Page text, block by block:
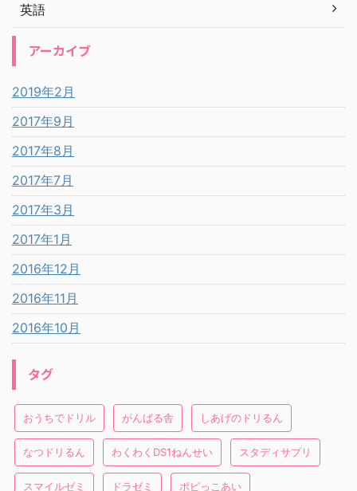
英語
アーカイブ
2019年2月
2017年9月
2017年8月
2017年7月
2017年3月
2017年1月
2016年12月
2016年11月
2016年10月
タグ
おうちでドリル がんばる舎 しあげのドリるん
なつドリるん わくわくDS1ねんせい スタディサプリ
スマイルゼミ ドラゼミ ポピっこあい